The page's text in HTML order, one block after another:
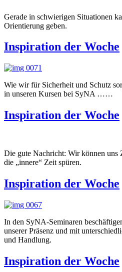
Gerade in schwierigen Situationen
Orientierung geben.
Inspiration der Woche
Wie wir für Sicherheit und Schutz
in unseren Kursen bei SyNA ……
Inspiration der Woche
Die gute Nachricht: Wir können uns
die „innere“ Zeit spüren.
Inspiration der Woche
In den SyNA-Seminaren
unserer Präsenz und mit
und Handlung.
Inspiration der Woche